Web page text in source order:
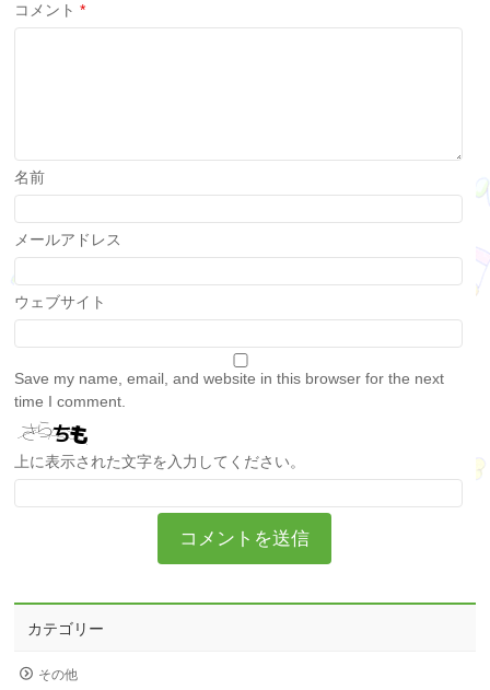
コメント*
名前
メールアドレス
ウェブサイト
Save my name, email, and website in this browser for the next
time I comment.
上に表示された文字を入力してください。
カテゴリー
その他